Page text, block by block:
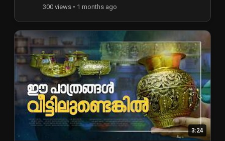
300 views • 1 months ago
3:24